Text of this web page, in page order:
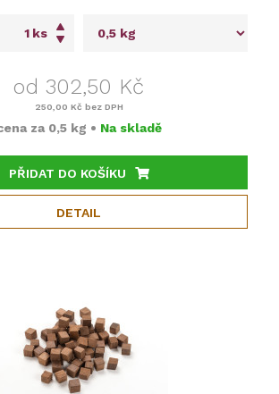
ks
od 302,50 Kč
250,00 Kč bez DPH
za 0,5 kg • Na skladě
PŘIDAT DO KOŠÍKU
DETAIL